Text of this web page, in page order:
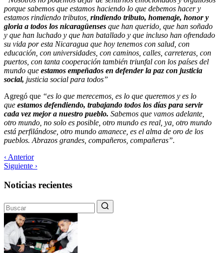
porque sabemos que estamos haciendo lo que debemos hacer y
estamos rindiendo tributos, rindiendo tributo, homenaje, honor y
gloria a todos los nicaragüenses que han querido, que han soñado
y que han luchado y que han batallado y que incluso han ofrendado
su vida por esta Nicaragua que hoy tenemos con salud, con
educación, con universidades, con caminos, calles, carreteras, con
puertos, con tanta cooperación también triunfal con los países del
mundo que estamos empeñados en defender la paz con justicia
social, justicia social para todos”
Agregó que “es lo que merecemos, es lo que queremos y es lo
que estamos defendiendo, trabajando todos los días para servir
cada vez mejor a nuestro pueblo. Sabemos que vamos adelante,
otro mundo, no solo es posible, otro mundo es real, ya, otro mundo
está perfilándose, otro mundo amanece, es el alma de oro de los
pueblos. Abrazos grandes, compañeros, compañeras”.
‹ Anterior
Siguiente ›
Noticias recientes